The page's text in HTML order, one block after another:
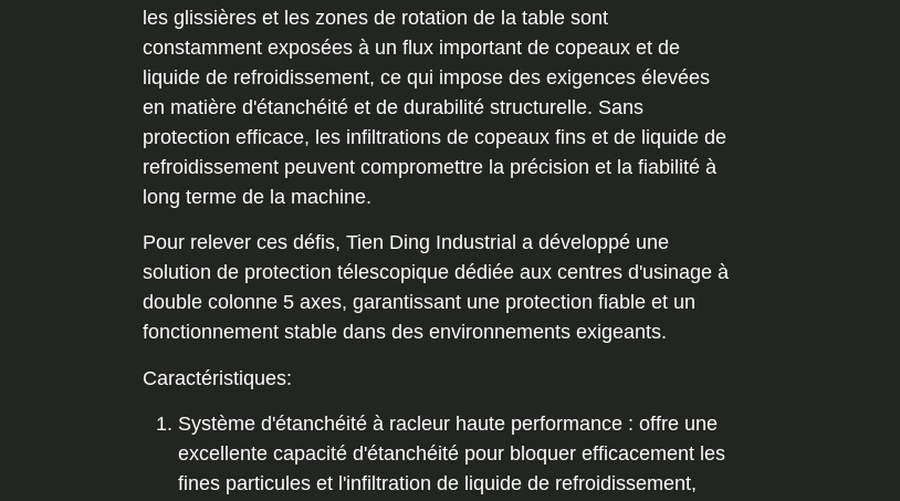
les glissières et les zones de rotation de la table sont
constamment exposées à un flux important de copeaux et de
liquide de refroidissement, ce qui impose des exigences élevées
en matière d'étanchéité et de durabilité structurelle. Sans
protection efficace, les infiltrations de copeaux fins et de liquide de
refroidissement peuvent compromettre la précision et la fiabilité à
long terme de la machine.
Pour relever ces défis, Tien Ding Industrial a développé une
solution de protection télescopique dédiée aux centres d'usinage à
double colonne 5 axes, garantissant une protection fiable et un
fonctionnement stable dans des environnements exigeants.
Caractéristiques:
Système d'étanchéité à racleur haute performance : offre une
excellente capacité d'étanchéité pour bloquer efficacement les
fines particules et l'infiltration de liquide de refroidissement,